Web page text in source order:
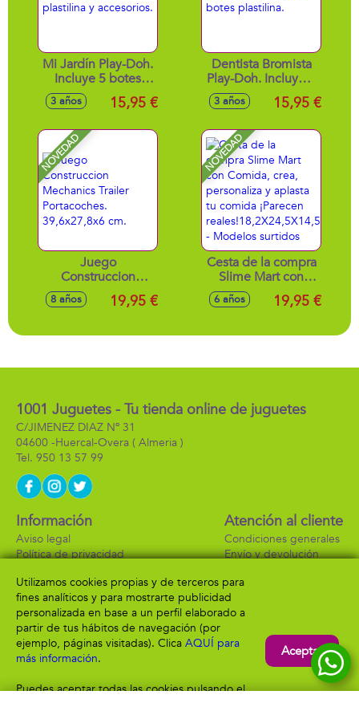
Mi Jardín Play-Doh.
Incluye 5 botes
plastilina y
accesorios.
3 años 15,95 €
Dentista Bromista
Play-Doh. Incluye 5
botes plastilina.
3 años 15,95 €
NOVEDAD
Juego
Construccion
Mechanics Trailer
Portacoches.
8 años 19,95 €
NOVEDAD
Cesta de la compra
Slime Mart con
Comida, crea,
personaliza y
¡Parecen
- Modelos surtidos
6 años 19,95 €
1001 Juguetes - Tu tienda online de juguetes
C/JIMENEZ DIAZ Nº 31
04600 -Huercal-Overa ( Almeria )
950 13 57 99
Información
Aviso legal
Política de privacidad
Atención al cliente
Condiciones generales
Envío y devolución
Formas de pago
Utilizamos cookies propias y de terceros para
fines analíticos y para mostrarte publicidad
personalizada en base a un perfil elaborado a
partir de tus hábitos de navegación (por
ejemplo, páginas visitadas). Clica AQUÍ para
más información.
Puedes aceptar todas las cookies pulsando el
Aceptar